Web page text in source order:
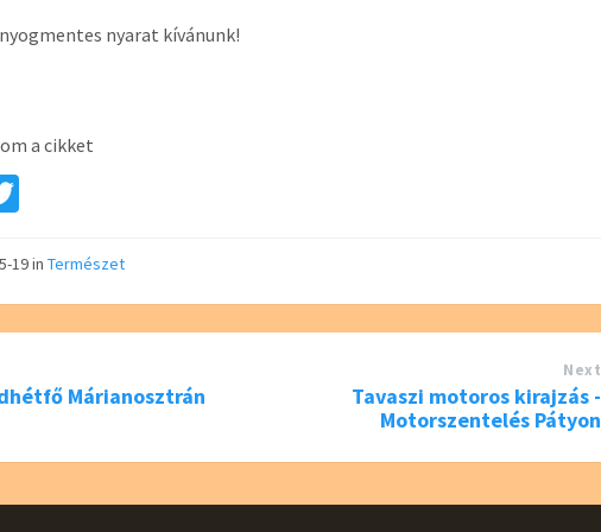
nyarat kívánunk!
a cikket
tt
er
19inTermészet
Márianosztrán
Next
Tavaszi motoros kirajzás -
Motorszentelés Pátyon